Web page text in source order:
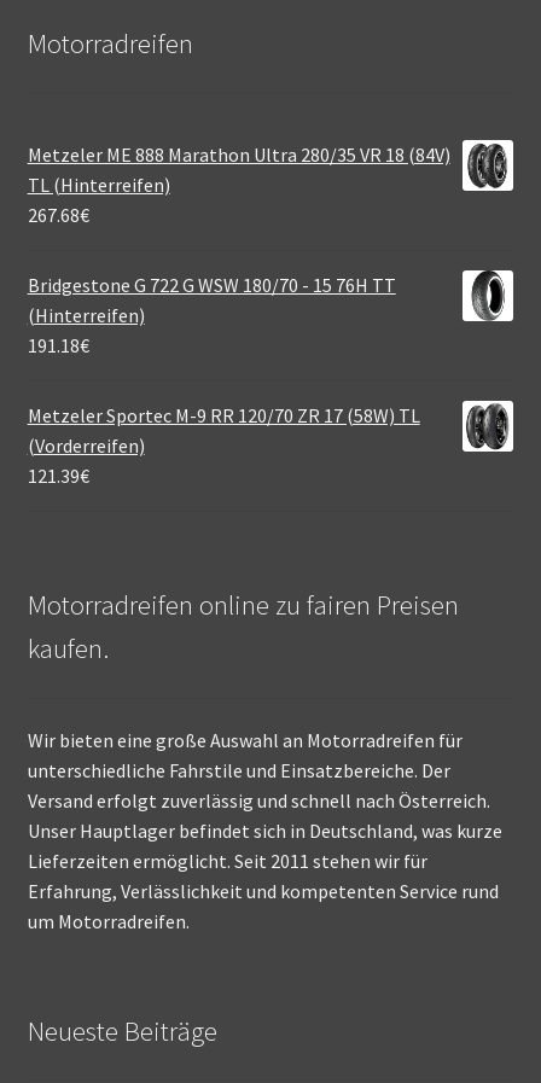
Motorradreifen
Metzeler ME 888 Marathon Ultra 280/35 VR 18 (84V)
TL (Hinterreifen)
267.68€
Bridgestone G 722 G WSW 180/70 - 15 76H TT
(Hinterreifen)
191.18€
Metzeler Sportec M-9 RR 120/70 ZR 17 (58W) TL
(Vorderreifen)
121.39€
Motorradreifen online zu fairen Preisen
kaufen.
Wir bieten eine große Auswahl an Motorradreifen für
unterschiedliche Fahrstile und Einsatzbereiche. Der
Versand erfolgt zuverlässig und schnell nach Österreich.
Unser Hauptlager befindet sich in Deutschland, was kurze
Lieferzeiten ermöglicht. Seit 2011 stehen wir für
Erfahrung, Verlässlichkeit und kompetenten Service rund
um Motorradreifen.
Neueste Beiträge